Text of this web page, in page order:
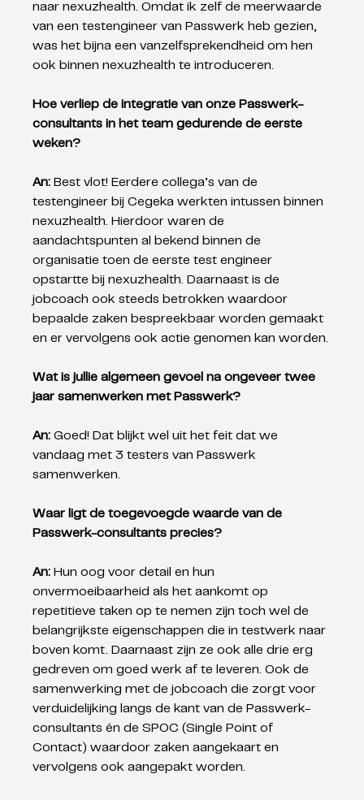
naar nexuzhealth. Omdat ik zelf de meerwaarde
van een testengineer van Passwerk heb gezien,
was het bijna een vanzelfsprekendheid om hen
ook binnen nexuzhealth te introduceren.
Hoe verliep de integratie van onze Passwerk-
consultants in het team gedurende de eerste
weken?
An: Best vlot! Eerdere collega’s van de
testengineer bij Cegeka werkten intussen binnen
nexuzhealth. Hierdoor waren de
aandachtspunten al bekend binnen de
organisatie toen de eerste test engineer
opstartte bij nexuzhealth. Daarnaast is de
jobcoach ook steeds betrokken waardoor
bepaalde zaken bespreekbaar worden gemaakt
en er vervolgens ook actie genomen kan worden.
Wat is jullie algemeen gevoel na ongeveer twee
jaar samenwerken met Passwerk?
An: Goed! Dat blijkt wel uit het feit dat we
vandaag met 3 testers van Passwerk
samenwerken.
Waar ligt de toegevoegde waarde van de
Passwerk-consultants precies?
An: Hun oog voor detail en hun
onvermoeibaarheid als het aankomt op
repetitieve taken op te nemen zijn toch wel de
belangrijkste eigenschappen die in testwerk naar
boven komt. Daarnaast zijn ze ook alle drie erg
gedreven om goed werk af te leveren. Ook de
samenwerking met de jobcoach die zorgt voor
verduidelijking langs de kant van de Passwerk-
consultants én de SPOC (Single Point of
Contact) waardoor zaken aangekaart en
vervolgens ook aangepakt worden.